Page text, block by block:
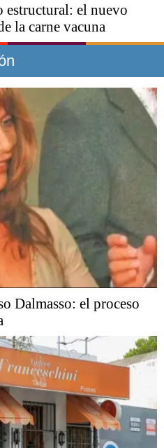
el nuevo
la carne vacuna
Dalmasso: el proceso